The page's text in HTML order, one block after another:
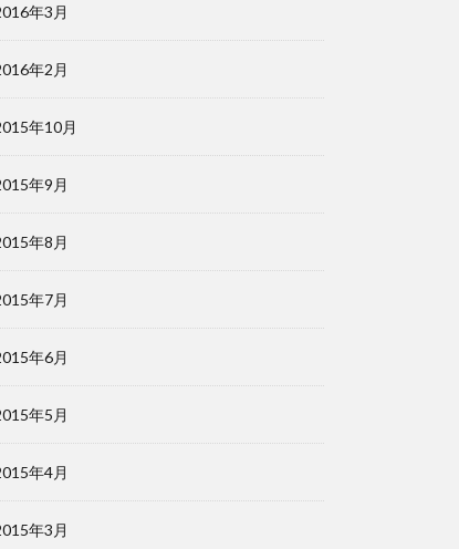
年3月
年2月
年10月
年9月
年8月
年7月
年6月
年5月
年4月
年3月